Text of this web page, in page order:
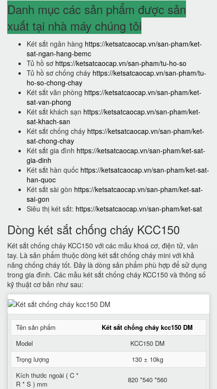
Danh mục các sản phẩm được sản
xuất tại nhà máy chúng tôi
Két sắt ngân hàng https://ketsatcaocap.vn/san-pham/ket-
sat-ngan-hang-bemc
Tủ hồ sơ https://ketsatcaocap.vn/san-pham/tu-ho-so
Tủ hồ sơ chống cháy https://ketsatcaocap.vn/san-pham/tu-
ho-so-chong-chay
Két sắt văn phòng https://ketsatcaocap.vn/san-pham/ket-
sat-van-phong
Két sắt khách sạn https://ketsatcaocap.vn/san-pham/ket-
sat-khach-san
Két sắt chống cháy https://ketsatcaocap.vn/san-pham/ket-
sat-chong-chay
Két sắt gia đình https://ketsatcaocap.vn/san-pham/ket-sat-
gia-dinh
Két sắt hàn quốc https://ketsatcaocap.vn/san-pham/ket-sat-
han-quoc
Két sắt sài gòn https://ketsatcaocap.vn/san-pham/ket-sat-
sai-gon
Siêu thị két sắt: https://ketsatcaocap.vn/san-pham/ket-sat
Dòng két sắt chống cháy KCC150
Két sắt chống cháy KCC150 với các mẫu khoá cơ, điện tử, vân
tay. Là sản phẩm thuộc dòng két sắt chống cháy mini với khả
năng chống cháy tốt. Đây là dòng sản phẩm phù hợp để sử dụng
trong gia đình. Các mẫu két sắt chống cháy KCC150 và thông số
kỹ thuật cơ bản như sau:
Tên sản phẩm
Két sắt chống cháy kcc150 DM
Model
KCC150 DM
Trọng lượng
130 ± 10kg
Kích thước ngoài ( C *
R * S ) mm
820 *540 *560